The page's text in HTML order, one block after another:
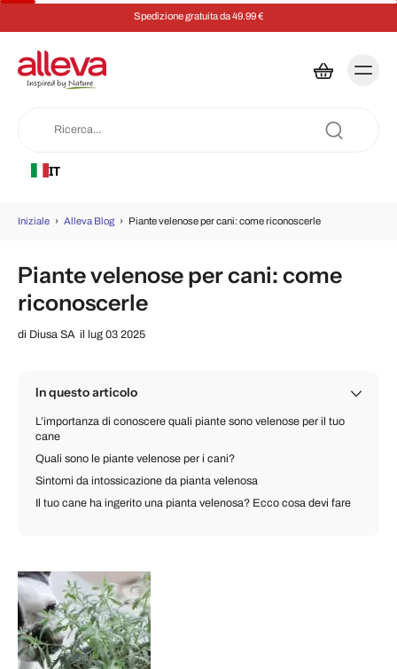
Spedizione gratuita da 49.99 €
IT
Iniziale › Alleva Blog › Piante velenose per cani: come riconoscerle
Piante velenose per cani: come
riconoscerle
di Diusa SA il lug 03 2025
In questo articolo
L’importanza di conoscere quali piante sono velenose per il tuo
cane
Quali sono le piante velenose per i cani?
Sintomi da intossicazione da pianta velenosa
Il tuo cane ha ingerito una pianta velenosa? Ecco cosa devi fare